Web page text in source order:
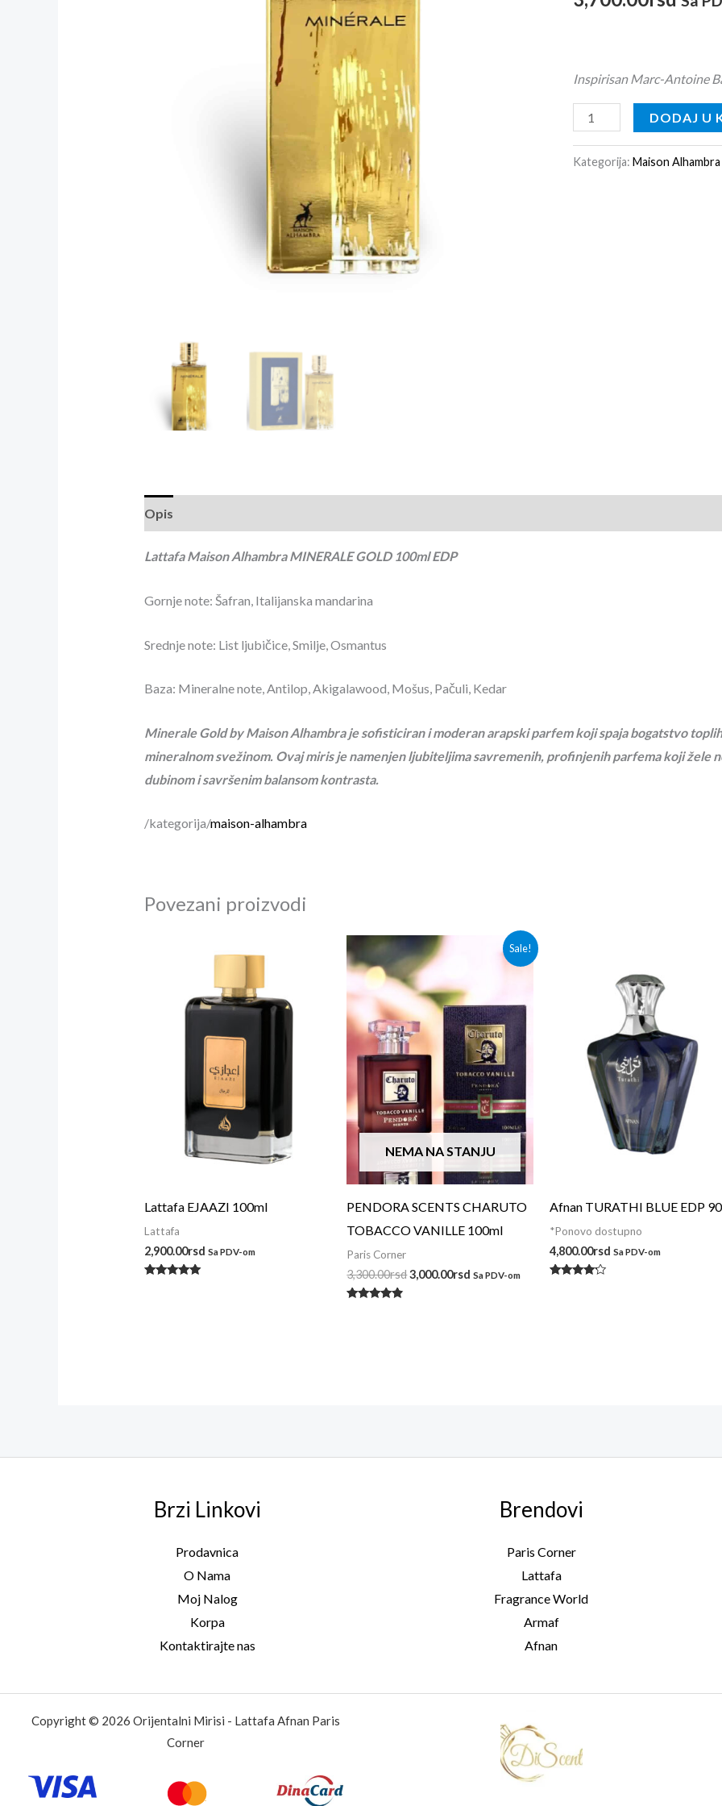
osnovu
Inspirisan Marc-Antoine
DODAJ U
Kategorija:Maison Alhambra
Opis
Lattafa Maison Alhambra MINERALE GOLD 100ml EDP
Gornje note: Šafran, Italijanska mandarina
Srednje note: List ljubičice, Smilje, Osmantus
Baza: Mineralne note, Antilop, Akigalawood, Mošus, Pačuli, Kedar
Minerale Gold by Maison Alhambra je sofisticiran i moderan arapski parfem koji spaja bogatstvo
mineralnom svežinom. Ovaj miris je namenjen ljubiteljima savremenih, profinjenih parfema koji žele
dubinom i savršenim balansom kontrasta.
/kategorija/maison-alhambra
Povezani proizvodi
Lattafa EJAAZI 100ml
Lattafa
2,900.00rsd Sa PDV-om
Sale!
NEMA NA STANJU
PENDORA SCENTS CHARUTO
TOBACCO VANILLE 100ml
Paris Corner
3,300.00rsd
Originalna
cena
je
bila:
3,300.00rsd.
3,000.00rsd
Trenutna
Sa PDV-om
Afnan TURATHI BLUE EDP
*Ponovo dostupno
4,800.00rsd Sa PDV-om
Brzi Linkovi
Prodavnica
O Nama
Moj Nalog
Korpa
Kontaktirajte nas
Brendovi
Paris Corner
Lattafa
Fragrance World
Armaf
Afnan
Copyright © 2026 Orijentalni Mirisi - Lattafa Afnan Paris
Corner